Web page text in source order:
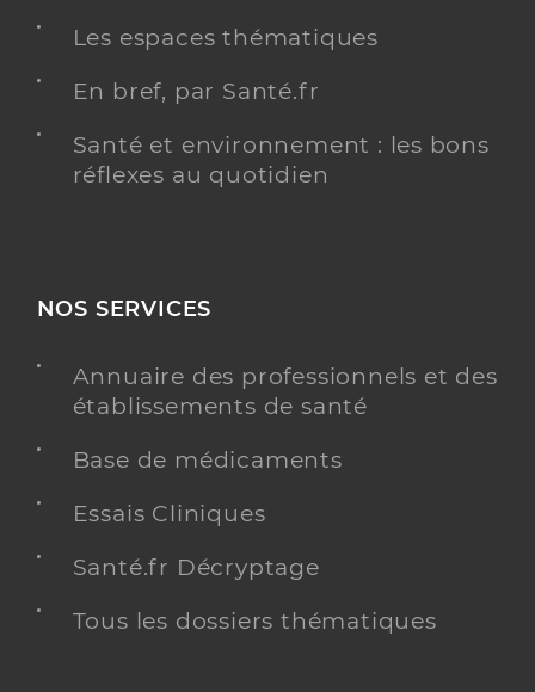
Les espaces thématiques
En bref, par Santé.fr
Santé et environnement : les bons
réflexes au quotidien
NOS SERVICES
Annuaire des professionnels et des
établissements de santé
Base de médicaments
Essais Cliniques
Santé.fr Décryptage
Tous les dossiers thématiques